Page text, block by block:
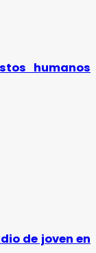
humanos
de joven en